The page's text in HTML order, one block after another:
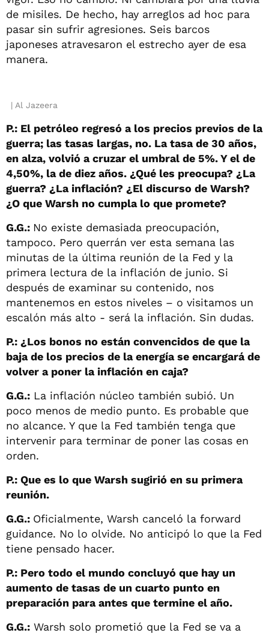
de misiles. De hecho, hay arreglos ad hoc para
pasar sin sufrir agresiones. Seis barcos
japoneses atravesaron el estrecho ayer de esa
manera.
Al Jazeera
P.: El petróleo regresó a los precios previos de la
guerra; las tasas largas, no. La tasa de 30 años,
en alza, volvió a cruzar el umbral de 5%. Y el de
4,50%, la de diez años. ¿Qué les preocupa? ¿La
guerra? ¿La inflación? ¿El discurso de Warsh?
¿O que Warsh no cumpla lo que promete?
G.G.: No existe demasiada preocupación,
tampoco. Pero querrán ver esta semana las
minutas de la última reunión de la Fed y la
primera lectura de la inflación de junio. Si
después de examinar su contenido, nos
mantenemos en estos niveles – o visitamos un
escalón más alto - será la inflación. Sin dudas.
P.: ¿Los bonos no están convencidos de que la
baja de los precios de la energía se encargará de
volver a poner la inflación en caja?
G.G.: La inflación núcleo también subió. Un
poco menos de medio punto. Es probable que
no alcance. Y que la Fed también tenga que
intervenir para terminar de poner las cosas en
orden.
P.: Que es lo que Warsh sugirió en su primera
reunión.
G.G.: Oficialmente, Warsh canceló la forward
guidance. No lo olvide. No anticipó lo que la Fed
tiene pensado hacer.
P.: Pero todo el mundo concluyó que hay un
aumento de tasas de un cuarto punto en
preparación para antes que termine el año.
G.G.: Warsh solo prometió que la Fed se va a